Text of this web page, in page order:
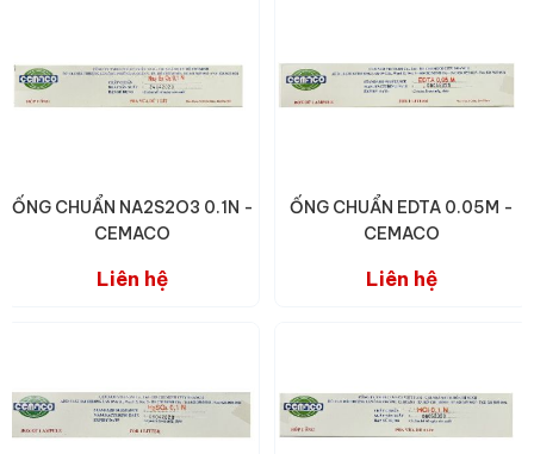
ỐNG CHUẨN NA2S2O3 0.1N -
CEMACO
Liên hệ
ỐNG CHUẨN EDTA 0.05M -
CEMACO
Liên hệ